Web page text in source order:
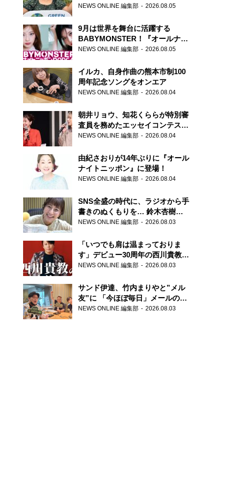
NEWS ONLINE 編集部 2026.08.05
9月は世界を舞台に活躍する
BABYMONSTER！『オールナイ
トニッポンPODCAST』月替わり
NEWS ONLINE 編集部 2026.08.05
イルカ、自身作曲の熊本市制100
周年記念ソングをオンエア
NEWS ONLINE 編集部 2026.08.04
朝井リョウ、知花くららが特別審
査員を務めたエッセイコンテスト
の特別番組「#いまあなたに伝え
NEWS ONLINE 編集部 2026.08.04
由紀さおりが14年ぶりに『オール
ナイトニッポン』に登場！
NEWS ONLINE 編集部 2026.08.04
SNS全盛の時代に、ラジオから手
書きのぬくもりを… 鈴木杏樹の
直筆はがきが届く！
郵便局
NEWS ONLINE 編集部 2026.08.03
「いつでも肩は温まっておりま
す」デビュー30周年の西川貴教が
『オールナイトニッポン』に登
NEWS ONLINE 編集部 2026.08.03
サンド伊達、竹内まりやと”メル
友”に 「今ほぼ毎日」メールのや
り取り明かす
NEWS ONLINE 編集部 2026.08.03